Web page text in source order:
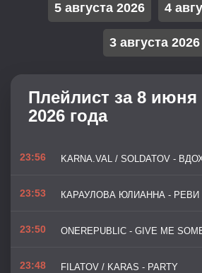
5 августа 2026 4
3 августа 2026
Плейлист за 8 июня
2026 года
23:56
23:53 КАРАУЛОВА ЮЛИАННА - РЕВИ
23:50
23:48 FILATOV / KARAS - PARTY